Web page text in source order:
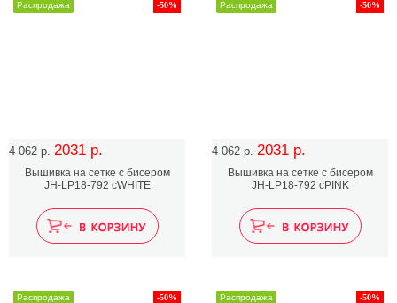
4 062 р. 2031 р.
-50%
Распродажа
Вышивка на сетке с бисером
JH-LP18-792 cWHITE
4 062 р. 2031 р.
-50%
Распродажа
Вышивка на сетке с бисером
JH-LP18-792 cPINK
-50%
Распродажа -50%
Распродажа